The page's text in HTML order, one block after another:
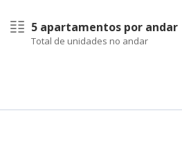
5 apartamentos por andar
Total de unidades no andar